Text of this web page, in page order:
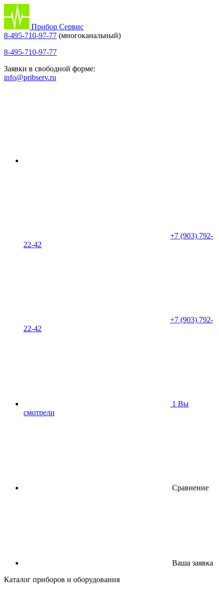
Прибор Сервис
8-495-710-97-77 (многоканальный)
8-495-710-97-77
Заявки в свободной форме:
info@pribserv.ru
+7 (903) 792-
22-42
+7 (903) 792-
22-42
1 Вы
смотрели
Сравнение
Ваша заявка
Каталог приборов и оборудования